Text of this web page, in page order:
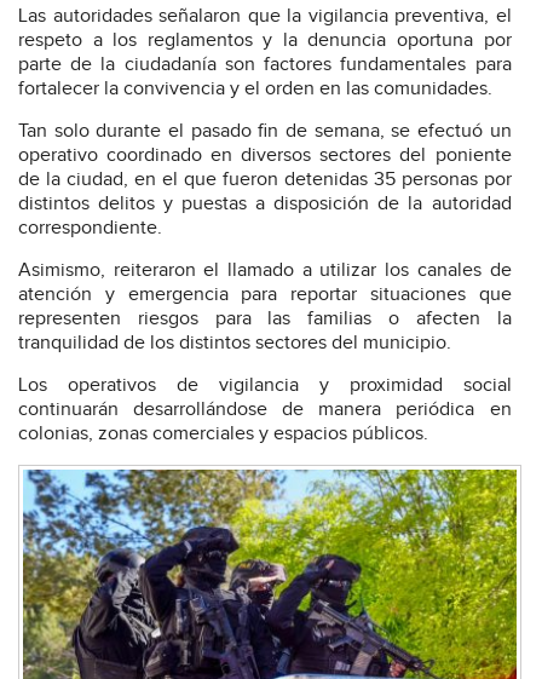
Las autoridades señalaron que la vigilancia preventiva, el
respeto a los reglamentos y la denuncia oportuna por
parte de la ciudadanía son factores fundamentales para
fortalecer la convivencia y el orden en las comunidades.
Tan solo durante el pasado fin de semana, se efectuó un
operativo coordinado en diversos sectores del poniente
de la ciudad, en el que fueron detenidas 35 personas por
distintos delitos y puestas a disposición de la autoridad
correspondiente.
Asimismo, reiteraron el llamado a utilizar los canales de
atención y emergencia para reportar situaciones que
representen riesgos para las familias o afecten la
tranquilidad de los distintos sectores del municipio.
Los operativos de vigilancia y proximidad social
continuarán desarrollándose de manera periódica en
colonias, zonas comerciales y espacios públicos.